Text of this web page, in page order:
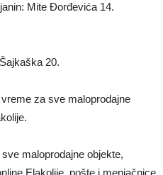
Mite Đorđevića 14.
20.
za sve maloprodajne
maloprodajne objekte,